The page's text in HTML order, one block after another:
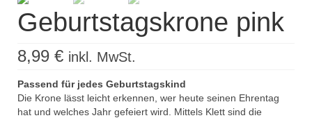
Geburtstagskrone pink
8,99 € inkl. MwSt.
Passend für jedes Geburtstagskind
Die Krone lässt leicht erkennen, wer heute seinen Ehrentag
hat und welches Jahr gefeiert wird. Mittels Klett sind die